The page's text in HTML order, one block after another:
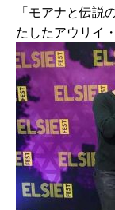
「モアナと伝説
たしたアウリイ